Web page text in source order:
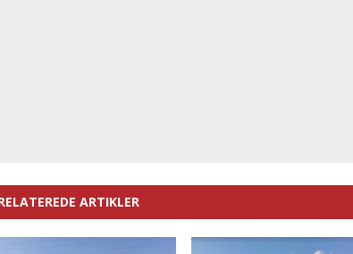
ARTIKLER